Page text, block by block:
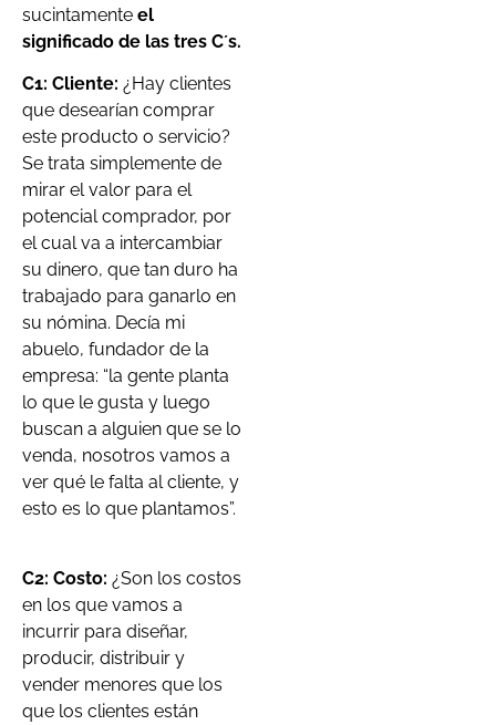
sucintamente el
significado de las tres C´s.
C1: Cliente: ¿Hay clientes
que desearían comprar
este producto o servicio?
Se trata simplemente de
mirar el valor para el
potencial comprador, por
el cual va a intercambiar
su dinero, que tan duro ha
trabajado para ganarlo en
su nómina. Decía mi
abuelo, fundador de la
empresa: “la gente planta
lo que le gusta y luego
buscan a alguien que se lo
venda, nosotros vamos a
ver qué le falta al cliente, y
esto es lo que plantamos”.
C2: Costo: ¿Son los costos
en los que vamos a
incurrir para diseñar,
producir, distribuir y
vender menores que los
que los clientes están